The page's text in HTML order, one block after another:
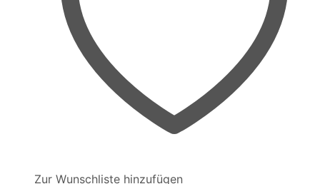
Zur Wunschliste hinzufügen